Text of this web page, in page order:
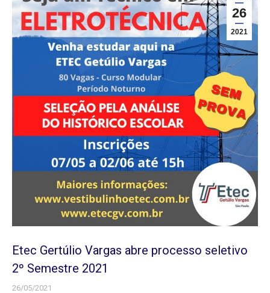
26
2021
Etec Gertúlio Vargas abre processo seletivo
2º Semestre 2021
26/05/2021